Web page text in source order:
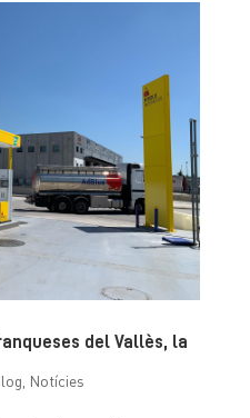
del Vallès, la
Notícies